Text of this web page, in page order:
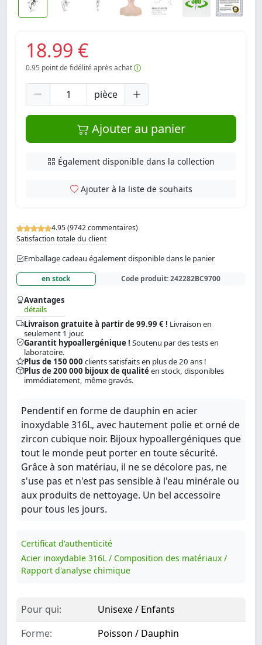
4.95 (9742 commentaires)
Satisfaction totale du client
Emballage cadeau également disponible dans le panier
en stock Code produit:242282BC9700
Avantages
détails
Livraison gratuite à partir de 99.99 € ! Livraison en
seulement 1 jour.
Garantit hypoallergénique ! Soutenu par des tests en
laboratoire.
Plus de 150 000 clients satisfaits en plus de 20 ans !
Plus de 200 000 bijoux de qualitéen stock, disponibles
immédiatement, même gravés.
18.99 €
0.95 point de fidélité après achat
pièce
Ajouter au panier
Également disponible dans la collection
Ajouter à la liste de souhaits
Pendentif en forme de dauphin en acier
inoxydable 316L, avec hautement polie et orné de
zircon cubique noir. Bijoux hypoallergéniques que
tout le monde peut porter en toute sécurité.
Grâce à son matériau, il ne se décolore pas, ne
s'use pas et n'est pas sensible à l'eau minérale ou
aux produits de nettoyage. Un bel accessoire
pour tous les jours.
Certificat d'authenticité
Acier inoxydable 316L / Composition des matériaux /
Rapport d'analyse chimique
Pour qui:
Unisexe / Enfants
Forme:
Poisson / Dauphin